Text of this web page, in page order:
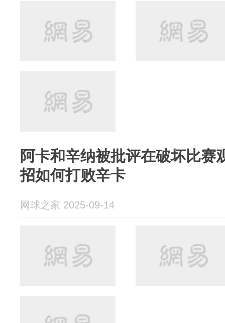
阿卡和辛纳被批评在破坏比赛
招如何打败辛卡
网球之家 2025-09-14